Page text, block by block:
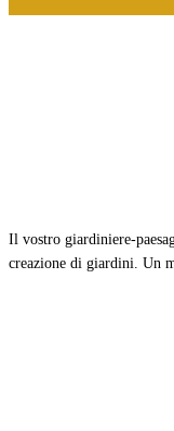
Il vostro giardiniere-
creazione di giardini. Un